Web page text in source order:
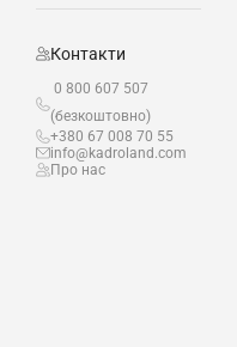
Контакти
0 800 607 507
(безкоштовно)
+380 67 008 70 55
info@kadroland.com
Про нас